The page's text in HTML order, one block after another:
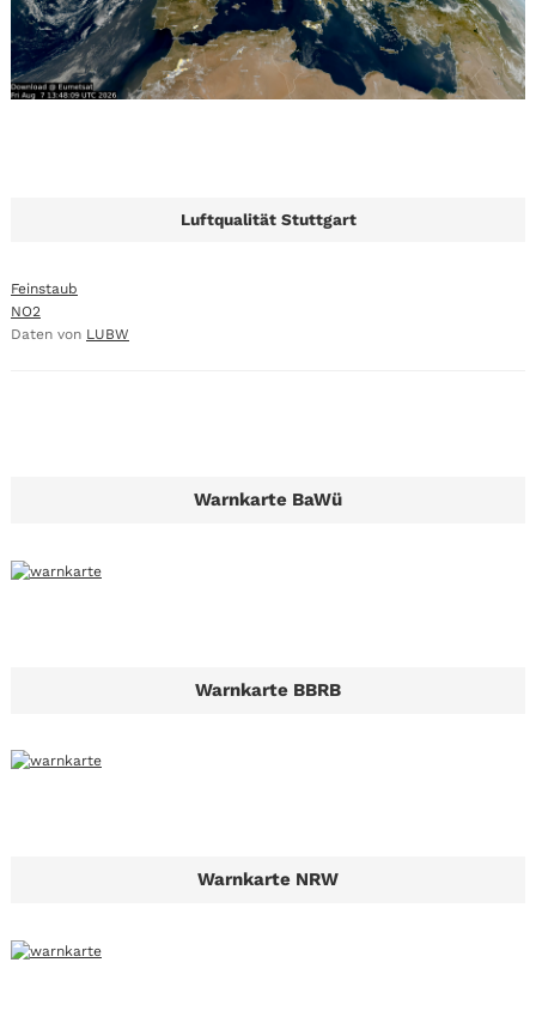
Luftqualität Stuttgart
Feinstaub
NO2
Daten von LUBW
Warnkarte BaWü
Warnkarte BBRB
Warnkarte NRW